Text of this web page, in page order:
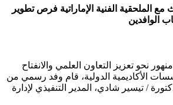
الملحقية الفنية الإماراتية فرص تطوير
الوافدين
نحو تعزيز التعاون العلمي والانفتاح
الأكاديمية الدولية، قام وفد رسمي من
/ تيسير شادي، المدير التنفيذي لإدارة